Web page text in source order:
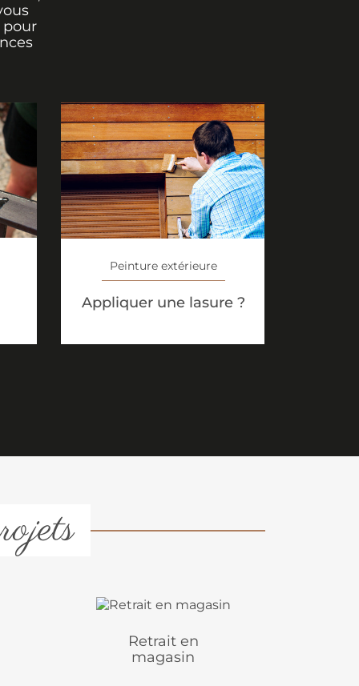
pour
Peinture extérieure
Appliquer une lasure ?
Retrait en
magasin